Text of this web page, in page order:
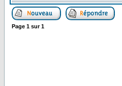
Page 1 sur1